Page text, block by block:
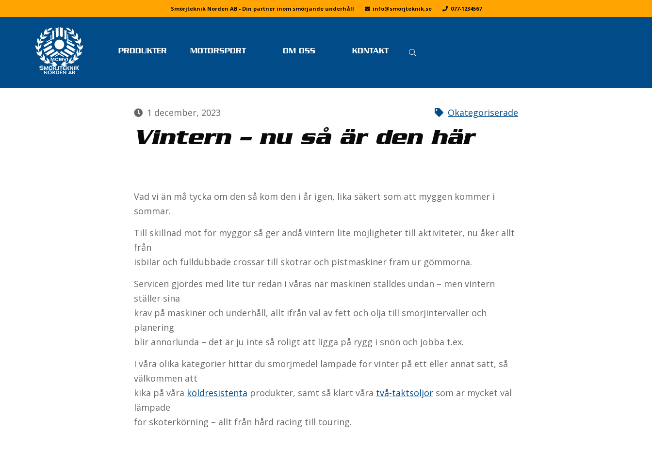
Smörjteknik Norden AB - Din partner inom smörjande underhåll info@smorjteknik.se 077-1234567
PRODUKTER MOTORSPORT
MOLLY HJÄLM
RICKARD IVARS
NIKLAS JERRINGE
STEFAN WETTERVIK & PELLE
PONELL
SKOTERCROSS
OM OSS
INTEGRITETSPOLICY
JOBBA HOS OSS
KONTAKT
1 december, 2023 Okategoriserade
Vintern – nu så är den här
Vad vi än må tycka om den så kom den i år igen, lika säkert som att myggen kommer i
sommar.
Till skillnad mot för myggor så ger ändå vintern lite möjligheter till aktiviteter, nu åker allt
från
isbilar och fulldubbade crossar till skotrar och pistmaskiner fram ur gömmorna.
Servicen gjordes med lite tur redan i våras när maskinen ställdes undan – men vintern
ställer sina
krav på maskiner och underhåll, allt ifrån val av fett och olja till smörjintervaller och
planering
blir annorlunda – det är ju inte så roligt att ligga på rygg i snön och jobba t.ex.
I våra olika kategorier hittar du smörjmedel lämpade för vinter på ett eller annat sätt, så
välkommen att
kika på våra köldresistenta produkter, samt så klart våra två-taktsoljor som är mycket väl
lämpade
för skoterkörning – allt från hård racing till touring.